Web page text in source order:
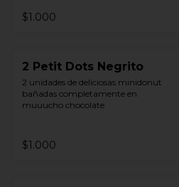
$1.000
2 Petit Dots Negrito
2 unidades de deliciosas minidonut
bañadas completamente en
muuucho chocolate
$1.000